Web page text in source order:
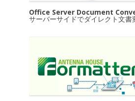
Office Server Document
サーバーサイドでダイレクト文書